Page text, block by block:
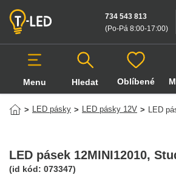
734 543 813
(Po-Pá 8:00-17:00)
Menu Hledat
Hledat v produktech
Oblíbené
> LED pásky > LED pásky 12V > LED
LED pásek 12MINI12010,
(id kód: 073347)